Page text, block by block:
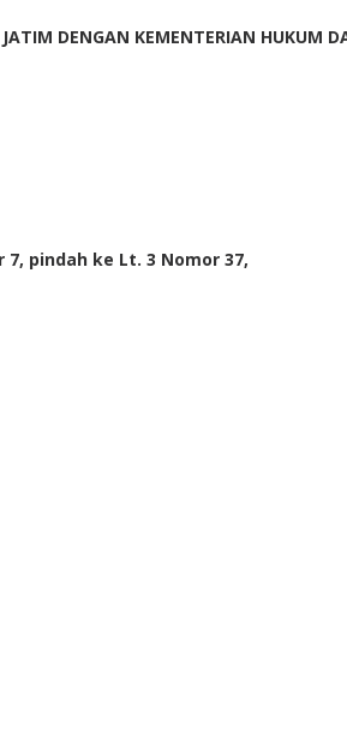
DENGAN KEMENTERIAN HUKUM
pindah ke Lt. 3 Nomor 37,